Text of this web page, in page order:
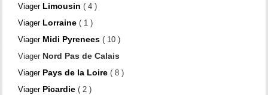
Viager Limousin ( 4 )
Viager Lorraine( 1 )
Viager Midi Pyrenees( 10 )
Viager Nord Pas de Calais
Viager Pays de la Loire( 8 )
Viager Picardie( 2 )